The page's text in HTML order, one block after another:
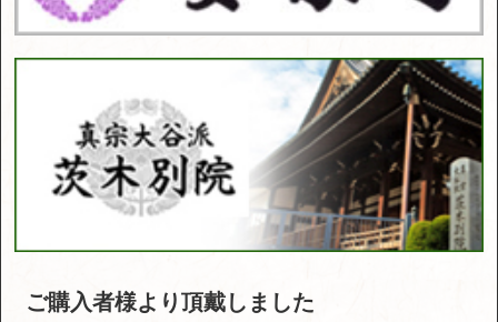
ご購入者様より頂戴しました